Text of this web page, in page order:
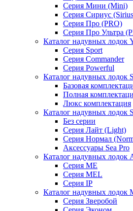
Серия Мини (Mini)
Серия Сириус
Серия Про (PRO)
Серия Про Ультра
Каталог надувных лодок
Серия Sport
Серия Commander
Серия Powerful
Каталог надувных лодок
Базовая
Полная
Люкс комплектация
Каталог надувных лодок
Без серии
Серия Лайт (Light)
Серия Нормал
Аксессуары Sea Pro
Каталог надувных лодок
Серия ME
Серия MEL
Серия IP
Каталог надувных лодок
Серия Зверобой